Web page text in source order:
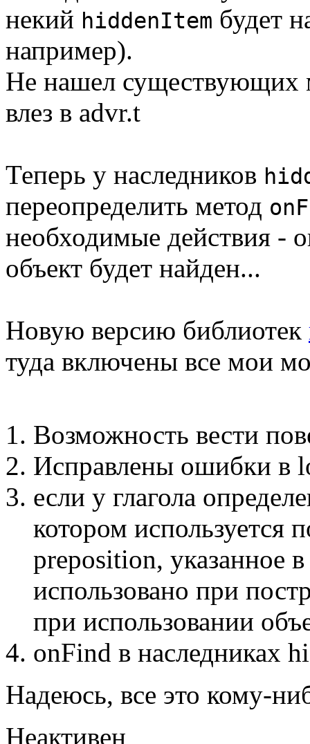
некий hiddenItem будет
например).
Не нашел существующих
влез в advr.t
Теперь у наследников
переопределить метод
необходимые действия -
объект будет найден...
Новую версию библиотек
туда включены все мои
Возможность вести
Исправлены ошибки в
если у глагола
котором используется
preposition, указанное
использовано при
при использовании
onFind в наследниках
Надеюсь, все это кому-
Неактивен